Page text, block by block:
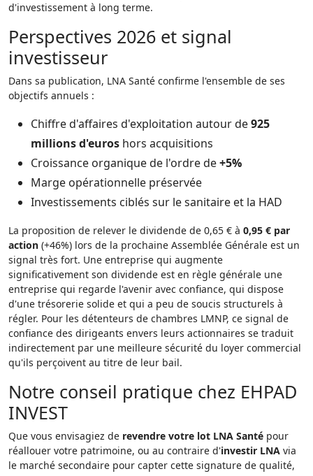
d'investissement à long terme.
Perspectives 2026 et signal
investisseur
Dans sa publication, LNA Santé confirme l'ensemble de ses
objectifs annuels :
Chiffre d'affaires d'exploitation autour de925
millions d'euros hors acquisitions
Croissance organique de l'ordre de+5%
Marge opérationnelle préservée
Investissements ciblés sur le sanitaire et la HAD
La proposition de relever le dividende de 0,65 € à 0,95 € par
action (+46%) lors de la prochaine Assemblée Générale est un
signal très fort. Une entreprise qui augmente
significativement son dividende est en règle générale une
entreprise qui regarde l'avenir avec confiance, qui dispose
d'une trésorerie solide et qui a peu de soucis structurels à
régler. Pour les détenteurs de chambres LMNP, ce signal de
confiance des dirigeants envers leurs actionnaires se traduit
indirectement par une meilleure sécurité du loyer commercial
qu'ils perçoivent au titre de leur bail.
Notre conseil pratique chez EHPAD
INVEST
Que vous envisagiez de revendre votre lot LNA Santé pour
réallouer votre patrimoine, ou au contraire d'investir LNA via
le marché secondaire pour capter cette signature de qualité,